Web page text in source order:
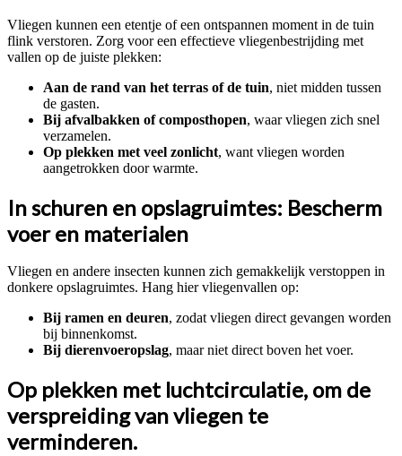
Vliegen kunnen een etentje of een ontspannen moment in de tuin
flink verstoren. Zorg voor een effectieve vliegenbestrijding met
vallen op de juiste plekken:
Aan de rand van het terras of de tuin, niet midden tussen
de gasten.
Bij afvalbakken of composthopen, waar vliegen zich snel
verzamelen.
Op plekken met veel zonlicht, want vliegen worden
aangetrokken door warmte.
In schuren en opslagruimtes: Bescherm
voer en materialen
Vliegen en andere insecten kunnen zich gemakkelijk verstoppen in
donkere opslagruimtes. Hang hier vliegenvallen op:
Bij ramen en deuren, zodat vliegen direct gevangen worden
bij binnenkomst.
Bij dierenvoeropslag, maar niet direct boven het voer.
Op plekken met luchtcirculatie, om de
verspreiding van vliegen te
verminderen.